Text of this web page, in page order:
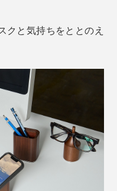
クと気持ちをととのえ